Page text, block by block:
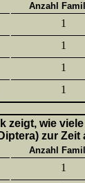
Anzahl
1
1
1
1
zeigt, wie
zur Zeit
Anzahl
1